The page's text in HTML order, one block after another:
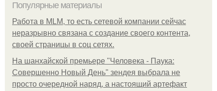
Популярные материалы
Работа в MLM, то есть сетевой компании сейчас
неразрывно связана с создание своего контента,
своей страницы в соц сетях.
На шанхайской премьере "Человека - Паука:
Совершенно Новый День" зендея выбрала не
просто очередной наряд, а настоящий артефакт